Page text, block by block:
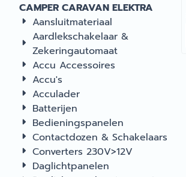
CAMPER CARAVAN ELEKTRA
Aansluitmateriaal
Aardlekschakelaar &
Zekeringautomaat
Accu Accessoires
Accu's
Acculader
Batterijen
Bedieningspanelen
Contactdozen & Schakelaars
Converters 230V>12V
Daglichtpanelen